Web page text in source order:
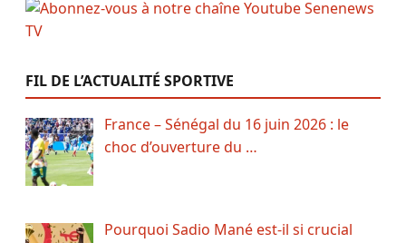
FIL DE L’ACTUALITÉ SPORTIVE
France – Sénégal du 16 juin 2026 : le
choc d’ouverture du …
Pourquoi Sadio Mané est-il si crucial